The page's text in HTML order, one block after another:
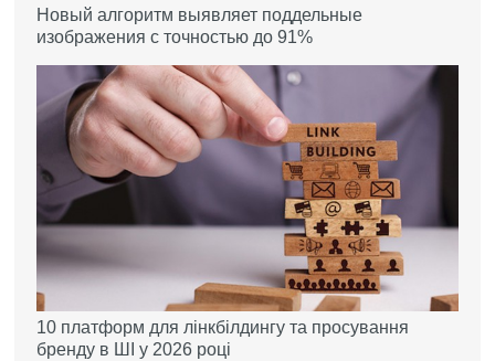
Новый алгоритм выявляет поддельные
изображения с точностью до 91%
10 платформ для лінкбілдингу та просування
бренду в ШІ у 2026 році